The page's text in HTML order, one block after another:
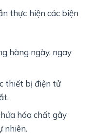
thực hiện các biện
hàng ngày, ngay
thiết bị điện tử
hóa chất gây
nhiên.